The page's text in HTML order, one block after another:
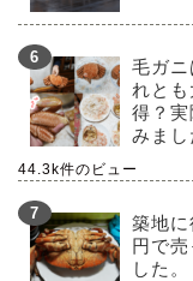
毛ガ
れと
得？
みまし
44.3k件のビュー
築地
円で
した。